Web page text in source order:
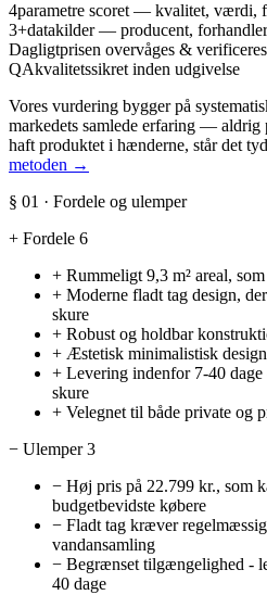
4parametre scoret — kvalitet, værdi,
3+datakilder — producent,
Dagligtprisen overvåges & verificeres
QAkvalitetssikret inden udgivelse
Vores vurdering bygger på
markedets samlede erfaring — aldrig
haft produktet i hænderne, står det
metoden →
§ 01 · Fordele og ulemper
+ Fordele 6
+ Rummeligt 9,3 m² areal,
+ Moderne fladt tag design,
skure
+ Robust og holdbar
+ Æstetisk minimalistisk
+ Levering indenfor 7-40
skure
+ Velegnet til både private og
− Ulemper 3
− Høj pris på 22.799 kr., som
budgetbevidste købere
− Fladt tag kræver
vandansamling
− Begrænset tilgængelighed -
40 dage